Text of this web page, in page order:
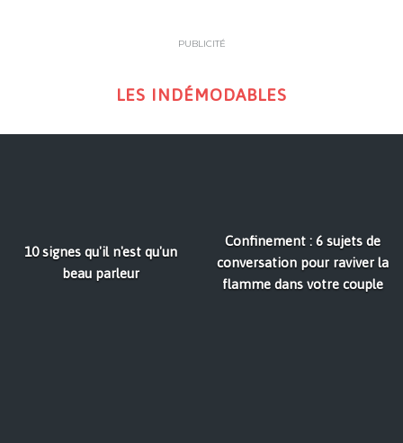
PUBLICITÉ
LES INDÉMODABLES
10 signes qu'il n'est qu'un
beau parleur
Confinement : 6 sujets de
conversation pour raviver la
flamme dans votre couple